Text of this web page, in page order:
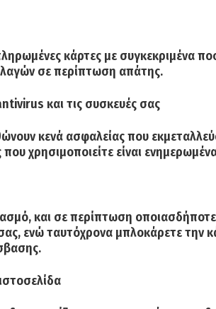
κάρτες με
σε περίπτωση απάτης.
και τις συσκευές σας
κενά ασφαλείας που
χρησιμοποιείτε είναι
και σε περίπτωση
ενώ ταυτόχρονα μπλοκάρετε την